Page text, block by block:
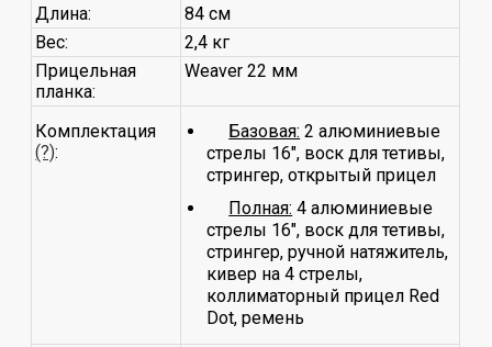
Длина:
84 см
Вес:
2,4 кг
Прицельная
планка:
Weaver 22 мм
Комплектация
(?):
Базовая: 2 алюминиевые
стрелы 16", воск для тетивы,
стрингер, открытый прицел
Полная: 4 алюминиевые
стрелы 16", воск для тетивы,
стрингер, ручной натяжитель,
кивер на 4 стрелы,
коллиматорный прицел Red
Dot, ремень